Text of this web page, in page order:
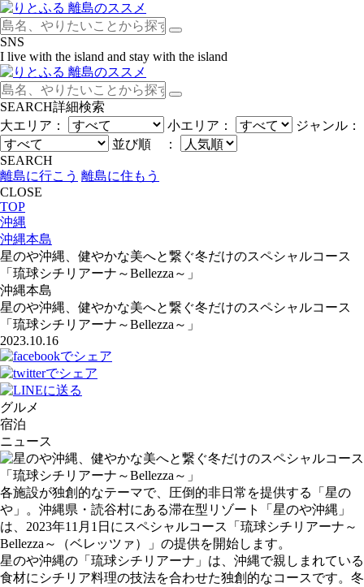
SNS
I live with the island and stay with the island
SEARCH詳細検索
大エリア：
小エリア：
ジャンル：
並び順 ：
SEARCH
離島に行こう 離島に住もう
CLOSE
TOP
沖縄
沖縄本島
星のや沖縄、健やかな美へと繋ぐ冬だけのスペシャルコース
「琉球シチリアーナ～Bellezza～」
沖縄本島
星のや沖縄、健やかな美へと繋ぐ冬だけのスペシャルコース
「琉球シチリアーナ～Bellezza～」
2023.10.16
グルメ
宿泊
ニュース
各施設が独創的なテーマで、圧倒的⾮⽇常を提供する「星の
や」。沖縄県・読⾕村にある滞在型リゾート「星のや沖縄」
は、2023年11⽉1⽇にスペシャルコース「琉球シチリアーナ～
Bellezza～（ベレッツァ）」の提供を開始します。
星のや沖縄の「琉球シチリアーナ」は、沖縄で親しまれている
⾷材にシチリア料理の技法を合わせた独創的なコースです。冬